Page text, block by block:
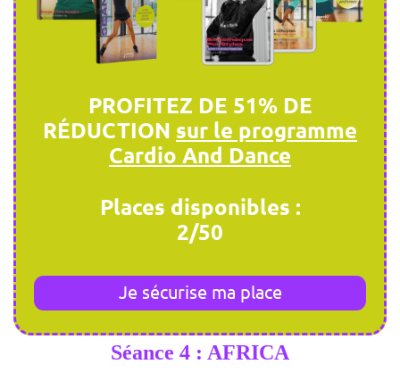
PROFITEZ DE 51% DE
RÉDUCTION sur le programme
Cardio And Dance
Places disponibles :
2/50
Je sécurise ma place
Séance 4 : AFRICA